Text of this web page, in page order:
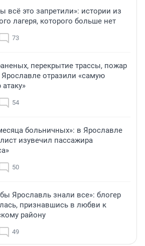
всё это запретили»: истории из
лагеря, которого больше нет
73
перекрытие трассы, пожар
отразили «самую
54
больничных»: в Ярославле
изувечил пассажира
50
Ярославль знали все»: блогер
признавшись в любви к
району
49